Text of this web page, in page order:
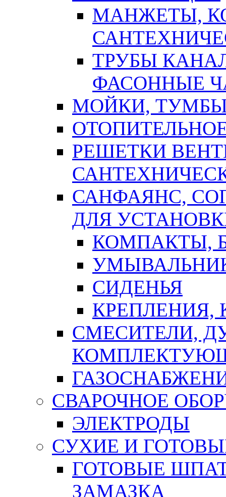
МАНЖЕТЫ,
ТРУБЫ
ФАСОННЫЕ
МОЙКИ,
РЕШЕТКИ
САНФАЯНС,
ДЛЯ
КОМПАКТЫ,
СИДЕНЬЯ
СМЕСИТЕЛИ,
СВАРОЧНОЕ
ЭЛЕКТРОДЫ
СУХИЕ И
ГОТОВЫЕ
ЗАМАЗКА